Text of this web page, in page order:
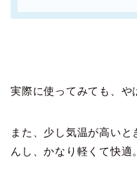
実際に使ってみても、や
また、少し気温が高い
んし、かなり軽くて快適。